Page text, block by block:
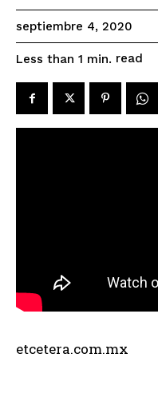
septiembre 4, 2020
Less than 1 min. read
etcetera.com.mx